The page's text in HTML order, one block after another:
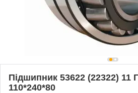
Підшипник 53622 (22322) 11
110*240*80